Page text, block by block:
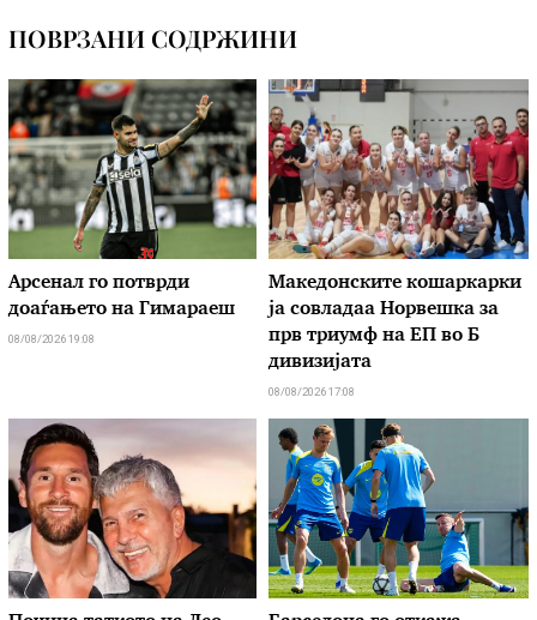
ПОВРЗАНИ СОДРЖИНИ
Арсенал го потврди
доаѓањето на Гимараеш
08/08/2026 19:08
Македонските кошаркарки
ја совладаа Норвешка за
прв триумф на ЕП во Б
дивизијата
08/08/2026 17:08